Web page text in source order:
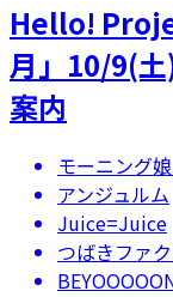
Hello!
月」10/9(
案内
モーニング
アンジュルム
Juice=Juice
つばきファ